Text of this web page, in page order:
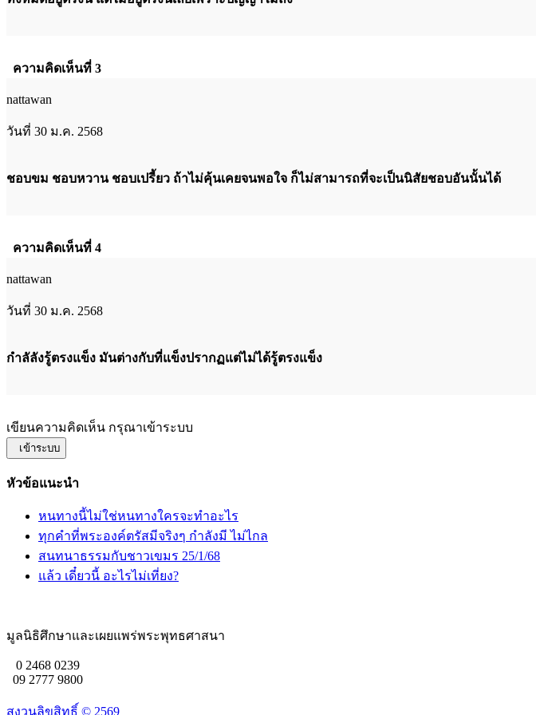
ความคิดเห็นที่ 3
nattawan
วันที่ 30 ม.ค. 2568
ชอบขม ชอบหวาน ชอบเปรี้ยว ถ้าไม่คุ้นเคยจนพอใจ ก็ไม่สามารถที่จะเป็นนิสัยชอบอันนั้นได้
ความคิดเห็นที่ 4
nattawan
วันที่ 30 ม.ค. 2568
กำลัลังรู้ตรงแข็ง มันต่างกับที่แข็งปรากฏแต่ไม่ได้รู้ตรงแข็ง
เขียนความคิดเห็น กรุณาเข้าระบบ
เข้าระบบ
หัวข้อแนะนำ
หนทางนี้ไม่ใช่หนทางใครจะทำอะไร
ทุกคำที่พระองค์ตรัสมีจริงๆ กำลังมี ไม่ไกล
สนทนาธรรมกับชาวเขมร 25/1/68
แล้ว เดี๋ยวนี้ อะไรไม่เที่ยง?
มูลนิธิศึกษาและเผยแพร่พระพุทธศาสนา
0 2468 0239
09 2777 9800
สงวนลิขสิทธิ์ © 2569